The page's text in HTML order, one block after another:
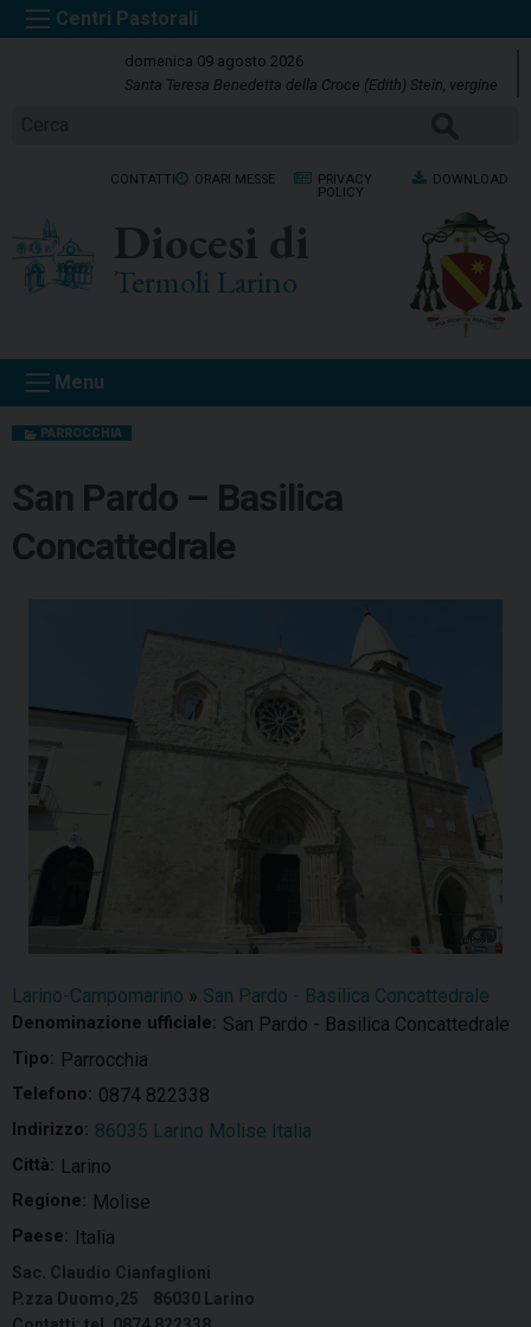
k
t
domenica 09 agosto 2026
Santa Teresa Benedetta della Croce (Edith) Stein, vergine
CONTATTI ORARI MESSE
PRIVACY
POLICY
DOWNLOAD
Diocesi di
Termoli Larino
Menu
PARROCCHIA
San Pardo – Basilica
Concattedrale
Larino-Campomarino » San Pardo - Basilica Concattedrale
Denominazione ufficiale: San Pardo - Basilica Concattedrale
Tipo: Parrocchia
Telefono: 0874 822338
Indirizzo: 86035 Larino Molise Italia
Città: Larino
Regione: Molise
Paese: Italia
Sac. Claudio Cianfaglioni
P.zza Duomo,25 86030 Larino